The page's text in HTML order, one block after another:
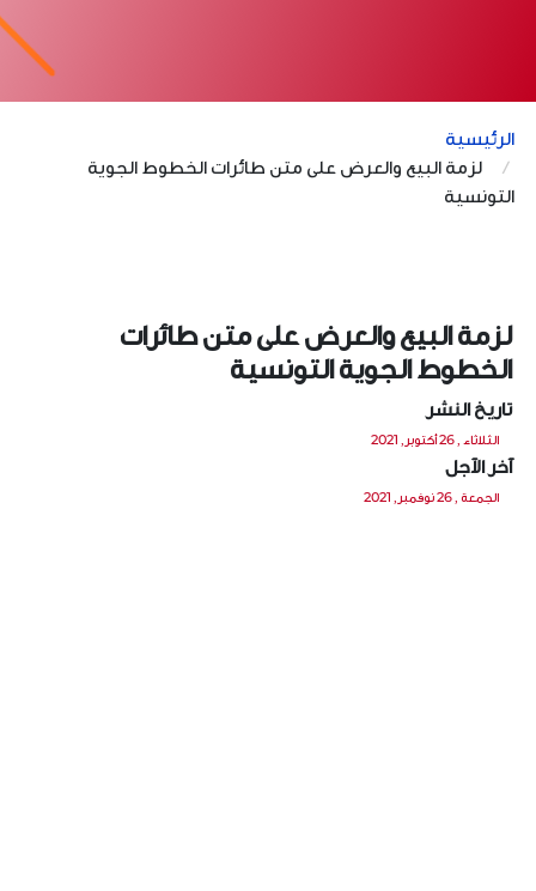
الرئيسية
لزمة البيع والعرض على متن طائرات الخطوط الجوية
التونسية
لزمة البيع والعرض على متن طائرات
الخطوط الجوية التونسية
تاريخ النشر
الثلاثاء , 26 أكتوبر, 2021
آخر الآجل
الجمعة , 26 نوفمبر, 2021